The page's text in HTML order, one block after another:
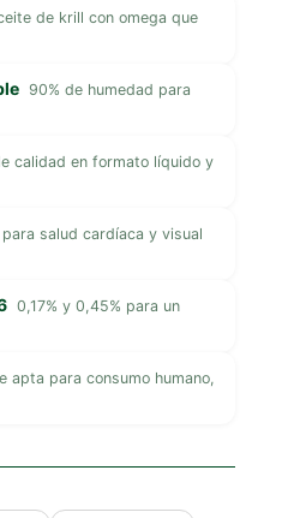
de krill con omega que
90% de humedad para
calidad en formato líquido y
salud cardíaca y visual
0,17% y 0,45% para un
apta para consumo humano,